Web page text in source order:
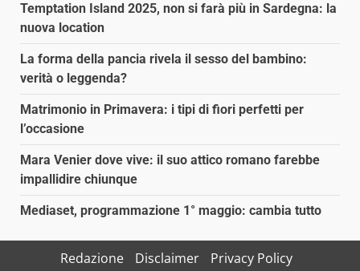
Temptation Island 2025, non si farà più in Sardegna: la
nuova location
La forma della pancia rivela il sesso del bambino:
verità o leggenda?
Matrimonio in Primavera: i tipi di fiori perfetti per
l’occasione
Mara Venier dove vive: il suo attico romano farebbe
impallidire chiunque
Mediaset, programmazione 1° maggio: cambia tutto
Redazione Disclaimer Privacy Policy